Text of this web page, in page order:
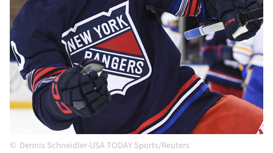
Dennis Schneidler-USA TODAY Sports/Reuters